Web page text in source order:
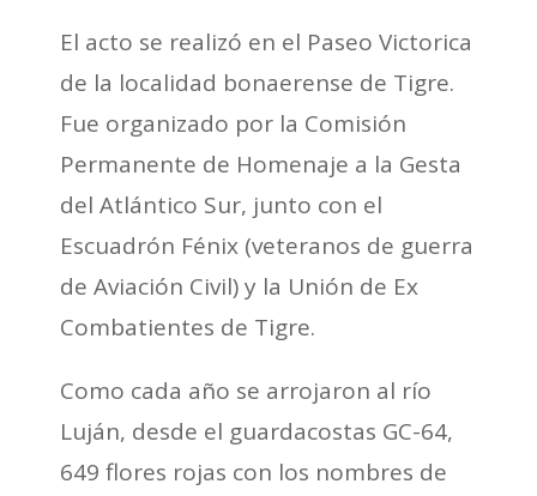
El acto se realizó en el Paseo Victorica
de la localidad bonaerense de Tigre.
Fue organizado por la Comisión
Permanente de Homenaje a la Gesta
del Atlántico Sur, junto con el
Escuadrón Fénix (veteranos de guerra
de Aviación Civil) y la Unión de Ex
Combatientes de Tigre.
Como cada año se arrojaron al río
Luján, desde el guardacostas GC-64,
649 flores rojas con los nombres de